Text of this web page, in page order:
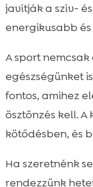
javítják a szív-
energikusabb
A sport
egészségünket
fontos, amihez
ösztönzés kell. A
kötődésben, és
Ha szeretnénk
rendezzünk